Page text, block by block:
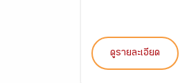
ดูรายละเอียด